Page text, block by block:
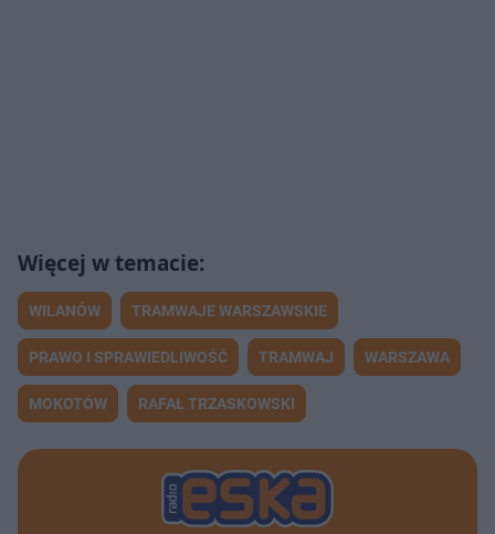
WILANÓW TRAMWAJE WARSZAWSKIE
PRAWO I SPRAWIEDLIWOŚĆ TRAMWAJ WARSZAWA
MOKOTÓW RAFAŁ TRZASKOWSKI